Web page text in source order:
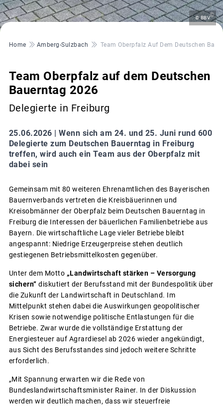
© BBV©
Pfadnavigation
Home Amberg-Sulzbach Team Oberpfalz Auf Dem Deutschen
Team Oberpfalz auf dem Deutschen
Bauerntag 2026
Delegierte in Freiburg
25.06.2026 | Wenn sich am 24. und 25. Juni rund 600
Delegierte zum Deutschen Bauerntag in Freiburg
treffen, wird auch ein Team aus der Oberpfalz mit
dabei sein
Gemeinsam mit 80 weiteren Ehrenamtlichen des Bayerischen
Bauernverbands vertreten die Kreisbäuerinnen und
Kreisobmänner der Oberpfalz beim Deutschen Bauerntag in
Freiburg die Interessen der bäuerlichen Familienbetriebe aus
Bayern. Die wirtschaftliche Lage vieler Betriebe bleibt
angespannt: Niedrige Erzeugerpreise stehen deutlich
gestiegenen Betriebsmittelkosten gegenüber.
Unter dem Motto „Landwirtschaft stärken – Versorgung
sichern“ diskutiert der Berufsstand mit der Bundespolitik über
die Zukunft der Landwirtschaft in Deutschland. Im
Mittelpunkt stehen dabei die Auswirkungen geopolitischer
Krisen sowie notwendige politische Entlastungen für die
Betriebe. Zwar wurde die vollständige Erstattung der
Energiesteuer auf Agrardiesel ab 2026 wieder angekündigt,
aus Sicht des Berufsstandes sind jedoch weitere Schritte
erforderlich.
„Mit Spannung erwarten wir die Rede von
Bundeslandwirtschaftsminister Rainer. In der Diskussion
werden wir deutlich machen, dass wir steuerfreie